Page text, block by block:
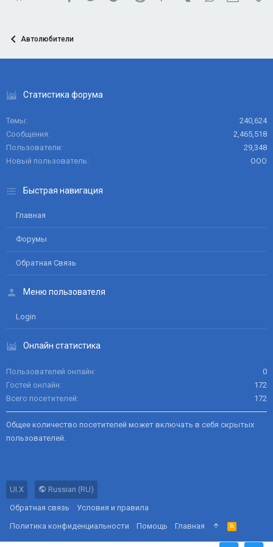
Автолюбители
Статистика форума
Темы
240,624
Сообщения
2,465,518
Пользователи
29,348
Новый пользователь
ООО
Быстрая навигация
Главная
Форумы
Обратная Связь
Меню пользователя
Login
Онлайн статистика
Пользователей онлайн
0
Гостей онлайн
172
Всего посетителей
172
Общее количество посетителей может включать в себя скрытых
пользователей.
UI.X
Russian (RU)
Обратная связь
Условия и правила
Политика конфиденциальности
Помощь Главная
R
S